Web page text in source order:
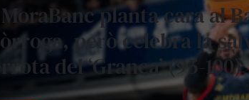
planta cara al
però celebra la
del ‘Granca’ (95-100)